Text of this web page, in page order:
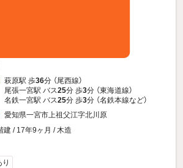
萩原駅 歩36分 （尾西線）
尾張一宮駅 バス25分 歩3分 （東海道線）
名鉄一宮駅 バス25分 歩3分 （名鉄本線など）
愛知県一宮市上祖父江字北川原
建 / 17年9ヶ月 / 木造